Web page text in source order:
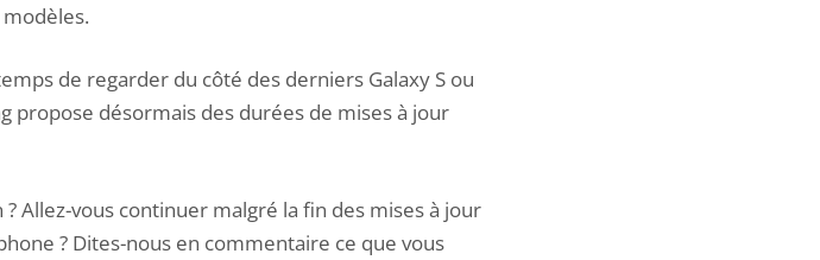
de regarder du côté des derniers Galaxy S ou
propose désormais des durées de mises à jour
Allez-vous continuer malgré la fin des mises à jour
? Dites-nous en commentaire ce que vous